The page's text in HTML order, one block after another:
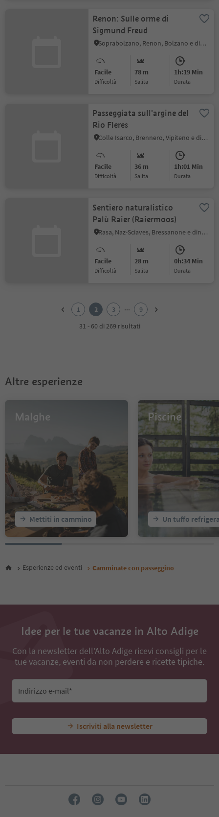
Renon: Sulle orme di
Sigmund Freud
Soprabolzano, Renon, Bolzano e dintorni
Facile
Difficoltà
78 m
Salita
1h:19 Min
durata
Passeggiata sull'argine del
Rio Fleres
Colle Isarco, Brennero, Vipiteno e dintorni
Facile
Difficoltà
36 m
Salita
1h:01 Min
durata
Sentiero naturalistico
Palù Raier (Raiermoos)
Rasa, Naz-Sciaves, Bressanone e dintorni
Facile
Difficoltà
28 m
Salita
0h:34 Min
durata
1 2 3 ...
9
31 - 60 di 269 risultati
Altre esperienze
Malghe
Mettiti in cammino
Piscine
Un tuffo
Esperienze ed eventi Camminate con passeggino
Idee per le tue vacanze in Alto Adige
Con la newsletter dell’Alto Adige ricevi consigli per le
tue vacanze, eventi da non perdere e ricette tipiche.
Indirizzo e-mail*
Iscriviti alla newsletter